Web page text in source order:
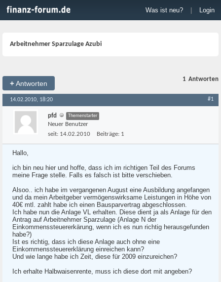
Was ist neu? Login
Arbeitnehmer Sparzulage Azubi
+Antworten
1 Antworten
14.02.2010, 18:20 #1
pfd Themenstarter
Neuer Benutzer
seit: 14.02.2010 Beiträge: 1
Hallo,
ich bin neu hier und hoffe, dass ich im richtigen Teil des Forums
meine Frage stelle. Falls es falsch ist bitte verschieben.
Alsoo.. ich habe im vergangenen August eine Ausbildung angefangen
und da mein Arbeitgeber vermögenswirksame Leistungen in Höhe von
40€ mtl. zahlt habe ich einen Bausparvertrag abgeschlossen.
Ich habe nun die Anlage VL erhalten. Diese dient ja als Anlage für den
Antrag auf Arbeitnehmer Sparzulage (Anlage N der
Einkommenssteuererkärung, wenn ich es nun richtig herausgefunden
habe?)
Ist es richtig, dass ich diese Anlage auch ohne eine
Einkommenssteuererklärung einreichen kann?
Und wie lange habe ich Zeit, diese für 2009 einzureichen?
Ich erhalte Halbwaisenrente, muss ich diese dort mit angeben?